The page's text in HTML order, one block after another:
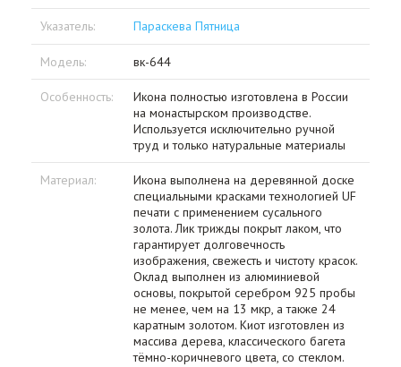
Указатель: Параскева Пятница
Модель: вк-644
Особенность:
Икона полностью изготовлена в России
на монастырском производстве.
Используется исключительно ручной
труд и только натуральные материалы
Материал:
Икона выполнена на деревянной доске
специальными красками технологией UF
печати с применением сусального
золота. Лик трижды покрыт лаком, что
гарантирует долговечность
изображения, свежесть и чистоту красок.
Оклад выполнен из алюминиевой
основы, покрытой серебром 925 пробы
не менее, чем на 13 мкр, а также 24
каратным золотом. Киот изготовлен из
массива дерева, классического багета
тёмно-коричневого цвета, со стеклом.